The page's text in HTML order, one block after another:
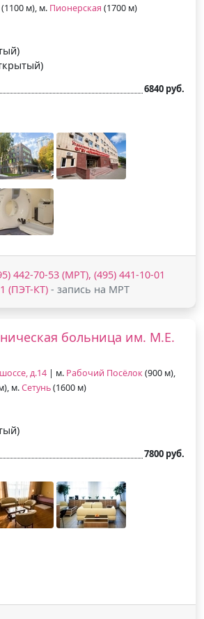
(1100 м), м. Пионерская (1700 м)
6840 руб.
442-70-53 (МРТ), (495) 441-10-01
(ПЭТ-КТ) - запись на МРТ
больница им. М.Е.
д.14 | м. Рабочий Посёлок(900 м),
м.Сетунь(1600 м)
7800 руб.